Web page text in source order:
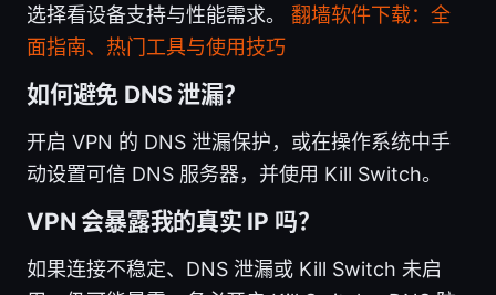
选择看设备支持与性能需求。 翻墙软件下载：全
面指南、热门工具与使用技巧
如何避免 DNS 泄漏？
开启 VPN 的 DNS 泄漏保护，或在操作系统中手
动设置可信 DNS 服务器，并使用 Kill Switch。
VPN 会暴露我的真实 IP 吗？
如果连接不稳定、DNS 泄漏或 Kill Switch 未启